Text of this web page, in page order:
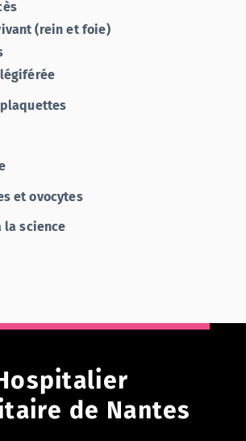
(rein et foie)
et ovocytes
la science
de Nantes